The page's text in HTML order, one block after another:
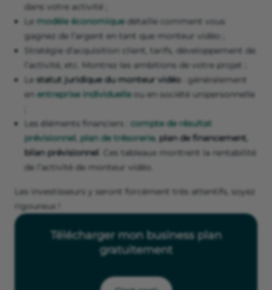
dans votre activité ;
Le modèle économique détaille comment vous
gagnez de l’argent en tant que monteur vidéo ;
Stratégie d’acquisition client, tarifs, développement de
l’activité, etc. Montrez les ambitions de votre projet ;
Le statut juridique du monteur vidéo : généralement
enentreprise individuelleou en société unipersonnelle
Les éléments financiers : compte de résultat
prévisionnel plan de trésorerie, plan de financement
bilan prévisionnel . Ces tableaux montrent la rentabilité
de l’activité de monteur vidéo.
Les investisseurs y seront forcément très attentifs, soyez
rigoureux !
Télécharger mon business plan
gratuitement